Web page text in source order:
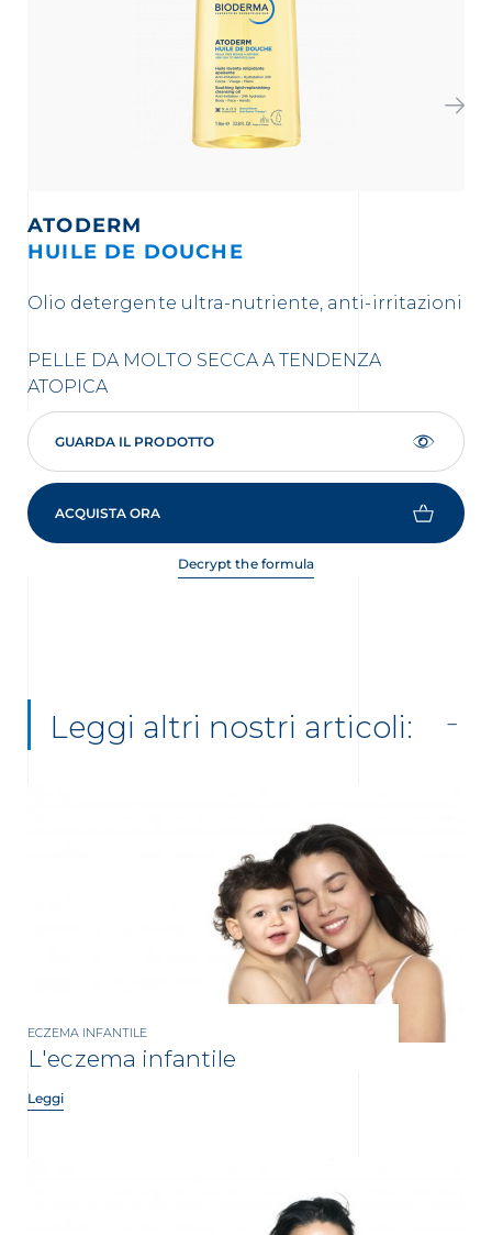
ATODERM
HUILE DE DOUCHE
Olio detergente ultra-nutriente, anti-irritazioni
PELLE DA MOLTO SECCA A TENDENZA
ATOPICA
GUARDA IL PRODOTTO
ACQUISTA ORA
Decrypt the formula
Leggi altri nostri articoli:
ECZEMA INFANTILE
L'eczema infantile
Leggi